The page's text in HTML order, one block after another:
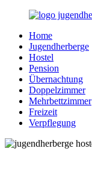
Zurück
Inhalt
Jugendherberge-
Hostels.de
Reisen
junge
jung
gebliebene
Menschen
Home
Jugendherberge
Hostel
Pension
Übernachtung
Doppelzimmer
Mehrbettzimmer
Freizeit
Verpflegung